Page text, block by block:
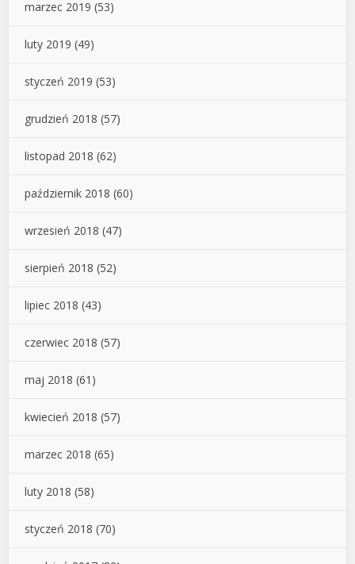
marzec 2019 (53)
luty 2019 (49)
styczeń 2019 (53)
grudzień 2018 (57)
listopad 2018 (62)
październik 2018 (60)
wrzesień 2018 (47)
sierpień 2018 (52)
lipiec 2018 (43)
czerwiec 2018 (57)
maj 2018 (61)
kwiecień 2018 (57)
marzec 2018 (65)
luty 2018 (58)
styczeń 2018 (70)